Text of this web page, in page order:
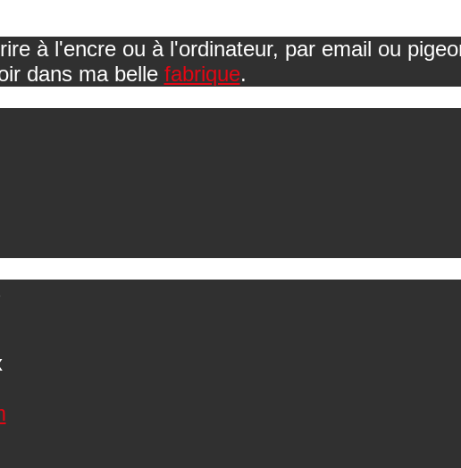
à l'encre ou à l'ordinateur, par email ou
dans ma belle fabrique.